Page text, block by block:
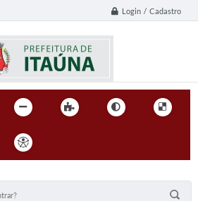
Login / Cadastro